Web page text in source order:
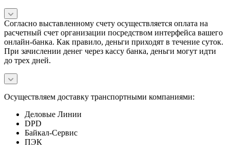
Согласно выставленному счету осуществляется оплата на
расчетный счет организации посредством интерфейса вашего
онлайн-банка. Как правило, деньги приходят в течение суток.
При зачислении денег через кассу банка, деньги могут идти
до трех дней.
Осуществляем доставку транспортными компаниями:
Деловые Линии
DPD
Байкал-Сервис
ПЭК